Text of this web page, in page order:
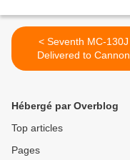
< Seventh MC-130J
Delivered to Cannon
Hébergé par Overblog
Top articles
Pages